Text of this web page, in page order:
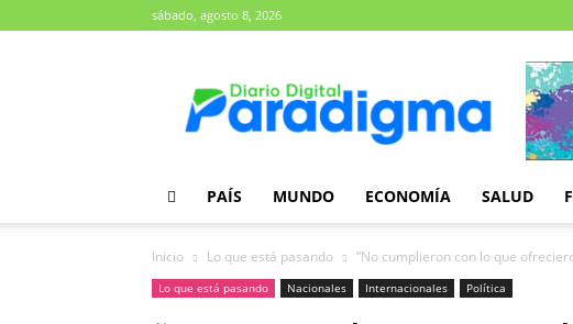
sábado, agosto 8, 2026
Paradigma
PAÍS MUNDO ECONOMÍA SALUD
Inicio Lo que está pasando “No cumplieron con lo que
Lo que está pasando Nacionales Internacionales Política